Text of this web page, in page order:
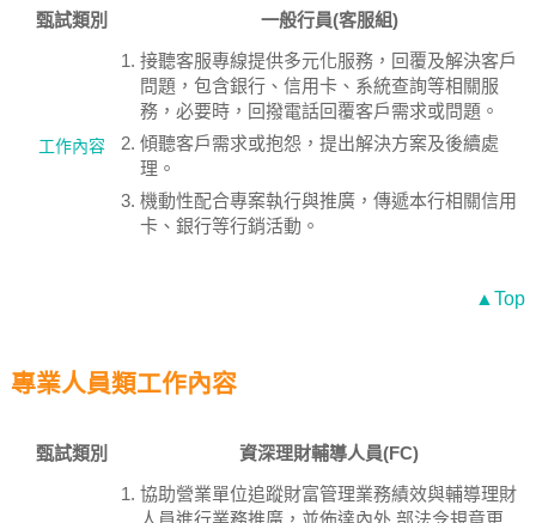
甄試類別 一般行員(客服組)
工作內容
接聽客服專線提供多元化服務，回覆及解決客戶
問題，包含銀行、信用卡、系統查詢等相關服
務，必要時，回撥電話回覆客戶需求或問題。
傾聽客戶需求或抱怨，提出解決方案及後續處
理。
機動性配合專案執行與推廣，傳遞本行相關信用
卡、銀行等行銷活動。
▲Top
專業人員類工作內容
甄試類別 資深理財輔導人員(FC)
協助營業單位追蹤財富管理業務績效與輔導理財
人員進行業務推廣，並佈達內外 部法令規章更